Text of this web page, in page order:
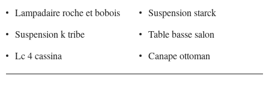
Lampadaire roche et bobois
Suspension starck
Suspension k tribe
Table basse salon
Lc 4 cassina
Canape ottoman